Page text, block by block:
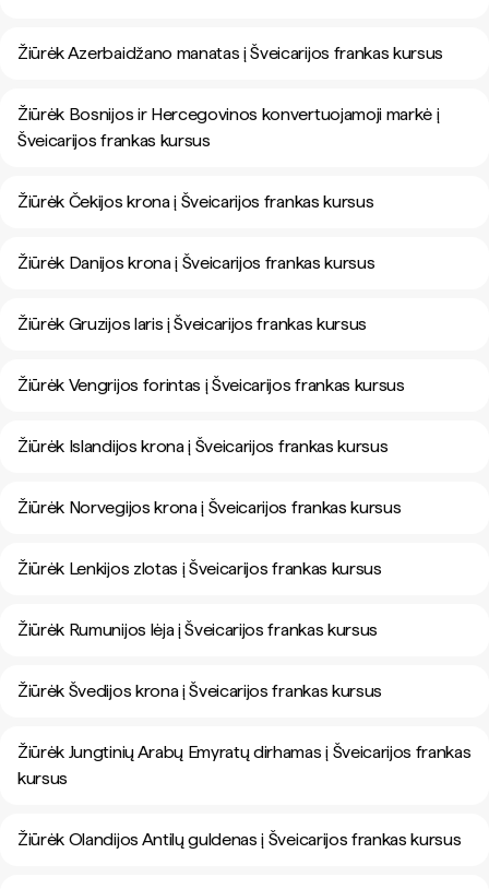
Žiūrėk Azerbaidžano manatas į Šveicarijos frankas kursus
Žiūrėk Bosnijos ir Hercegovinos konvertuojamoji markė į
Šveicarijos frankas kursus
Žiūrėk Čekijos krona į Šveicarijos frankas kursus
Žiūrėk Danijos krona į Šveicarijos frankas kursus
Žiūrėk Gruzijos laris į Šveicarijos frankas kursus
Žiūrėk Vengrijos forintas į Šveicarijos frankas kursus
Žiūrėk Islandijos krona į Šveicarijos frankas kursus
Žiūrėk Norvegijos krona į Šveicarijos frankas kursus
Žiūrėk Lenkijos zlotas į Šveicarijos frankas kursus
Žiūrėk Rumunijos lėja į Šveicarijos frankas kursus
Žiūrėk Švedijos krona į Šveicarijos frankas kursus
Žiūrėk Jungtinių Arabų Emyratų dirhamas į Šveicarijos frankas
kursus
Žiūrėk Olandijos Antilų guldenas į Šveicarijos frankas kursus